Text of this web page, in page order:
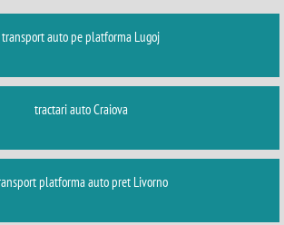
transport auto pe platforma Lugoj
tractari auto Craiova
platforma auto pret Livorno